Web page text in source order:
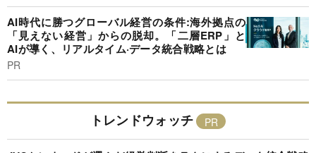
AI時代に勝つグローバル経営の条件:海外拠点の
「見えない経営」からの脱却。「二層ERP」と
AIが導く、リアルタイム·データ統合戦略とは
PR
トレンドウォッチ